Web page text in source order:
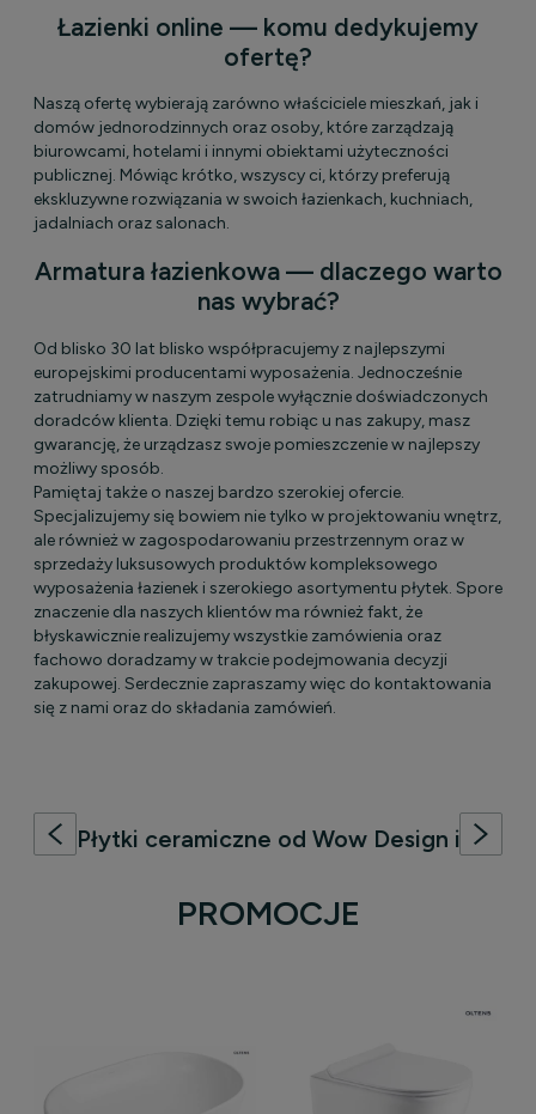
Łazienki online — komu dedykujemy
ofertę?
Naszą ofertę wybierają zarówno właściciele mieszkań, jak i
domów jednorodzinnych oraz osoby, które zarządzają
biurowcami, hotelami i innymi obiektami użyteczności
publicznej. Mówiąc krótko, wszyscy ci, którzy preferują
ekskluzywne rozwiązania w swoich łazienkach, kuchniach,
jadalniach oraz salonach.
Armatura łazienkowa — dlaczego warto
nas wybrać?
Od blisko 30 lat blisko współpracujemy z najlepszymi
europejskimi producentami wyposażenia. Jednocześnie
zatrudniamy w naszym zespole wyłącznie doświadczonych
doradców klienta. Dzięki temu robiąc u nas zakupy, masz
gwarancję, że urządzasz swoje pomieszczenie w najlepszy
możliwy sposób.
Pamiętaj także o naszej bardzo szerokiej ofercie.
Specjalizujemy się bowiem nie tylko w projektowaniu wnętrz,
ale również w zagospodarowaniu przestrzennym oraz w
sprzedaży luksusowych produktów kompleksowego
wyposażenia łazienek i szerokiego asortymentu płytek. Spore
znaczenie dla naszych klientów ma również fakt, że
błyskawicznie realizujemy wszystkie zamówienia oraz
fachowo doradzamy w trakcie podejmowania decyzji
zakupowej. Serdecznie zapraszamy więc do kontaktowania
się z nami oraz do składania zamówień.
Płytki ceramiczne od Wow Design i
Płytki ceramiczne od Wow Design i41zero42
unikalnych i wyrazistych wnętrz. Te wyjątkowe płytki to
inspirujących rozwiązań, które podkreślą indywidualny
charakter przestrzeni.
PROMOCJE